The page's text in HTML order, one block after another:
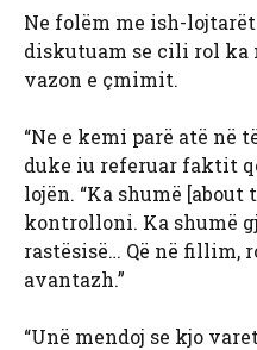
Ne folëm me ish-
diskutuam se cili rol ka
vazon e çmimit.
“Ne e kemi parë atë në
duke iu referuar faktit
lojën. “Ka shumë
kontrolloni. Ka shumë
rastësisë… Që në fillim,
avantazh.”
“Unë mendoj se kjo